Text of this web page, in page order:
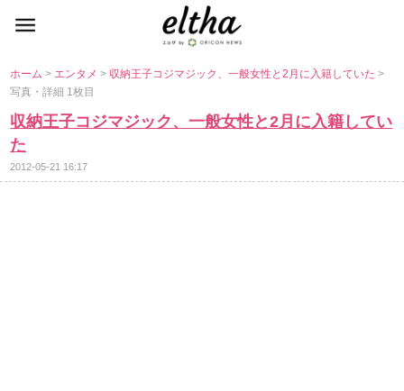
ホーム> エンタメ>収納王子コジマジック、一般女性と2月に入籍していた>
写真・詳細 1枚目
収納王子コジマジック、一般女性と2月に入籍してい
た
2012-05-21 16:17